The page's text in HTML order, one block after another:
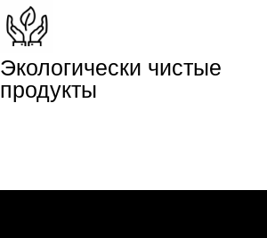
Экологически чистые
продукты